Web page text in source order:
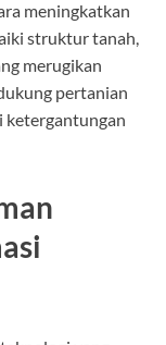
meningkatkan
struktur tanah,
merugikan
pertanian
ketergantungan